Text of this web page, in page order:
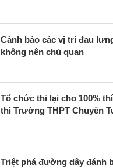
Cảnh báo các vị trí đau
không nên chủ quan
Tổ chức thi lại cho 100%
thi Trường THPT Chuyên
Triệt phá đường dây đánh